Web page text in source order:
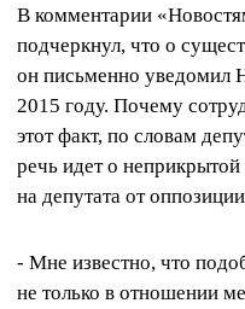
В комментарии
подчеркнул, что о
он письменно уведомил
2015 году. Почему
этот факт, по словам
речь идет о
на депутата от
- Мне известно, что
не только в отношении